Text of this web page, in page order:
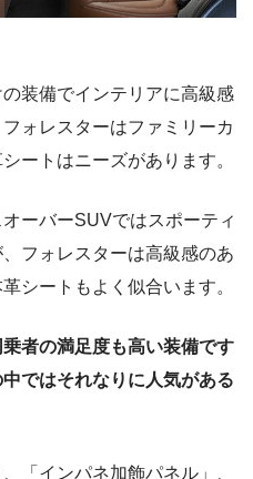
装備でインテリアに高級感
ォレスターはファミリーカ
ートはニーズがあります。
ーバーSUVではスポーティ
フォレスターは高級感のあ
シートもよく似合います。
者の満足度も高い装備です
ではそれなりに人気がある
「インパネ加飾パネル」、